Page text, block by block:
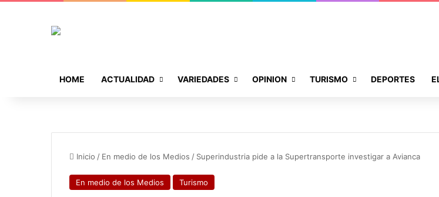
HOME ACTUALIDAD VARIEDADES OPINION TURISMO DEPORTES
Inicio / En medio de los Medios / Superindustria pide a la Supertransporte investigar a Avianca
En medio de los Medios Turismo